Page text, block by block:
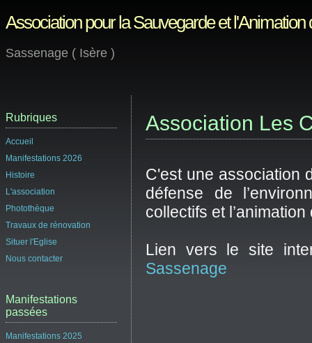
Association pour la Sauvegarde et
Sassenage ( Isère )
Association Les
C'est une association
défense de
collectifs et
Lien vers le site
Sassenage
Rubriques
Accueil
Manifestations 2026
Histoire
L'association
Photothèque
Travaux de rénovation
Situer l'Eglise
Nous contacter
Manifestations
passées
Manifestations 2025